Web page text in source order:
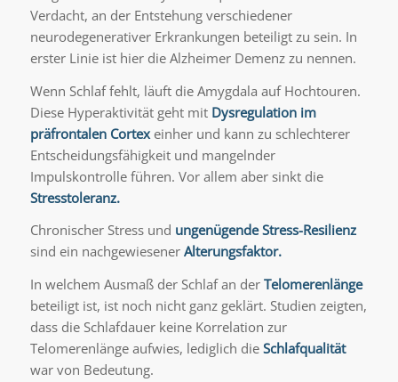
Verdacht, an der Entstehung verschiedener
neurodegenerativer Erkrankungen beteiligt zu sein. In
erster Linie ist hier die Alzheimer Demenz zu nennen.
Wenn Schlaf fehlt, läuft die Amygdala auf Hochtouren.
Diese Hyperaktivität geht mit Dysregulation im
präfrontalen Cortexeinher und kann zu schlechterer
Entscheidungsfähigkeit und mangelnder
Impulskontrolle führen. Vor allem aber sinkt die
Stresstoleranz.
Chronischer Stress und ungenügende Stress-Resilienz
sind ein nachgewiesener Alterungsfaktor.
In welchem Ausmaß der Schlaf an der Telomerenlänge
beteiligt ist, ist noch nicht ganz geklärt. Studien zeigten,
dass die Schlafdauer keine Korrelation zur
Telomerenlänge aufwies, lediglich die Schlafqualität
war von Bedeutung.